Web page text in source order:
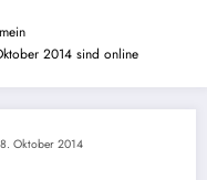
2014 sind online
8. Oktober 2014